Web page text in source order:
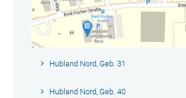
Hubland Nord, Geb. 31
Hubland Nord, Geb. 40